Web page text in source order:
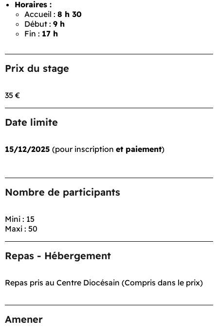
Horaires :
Accueil : 8 h 30
Début : 9 h
Fin : 17 h
Prix du stage
35 €
Date limite
15/12/2025 (pour inscription et paiement)
Nombre de participants
Mini : 15
Maxi : 50
Repas - Hébergement
Repas pris au Centre Diocésain (Compris dans le prix)
Amener